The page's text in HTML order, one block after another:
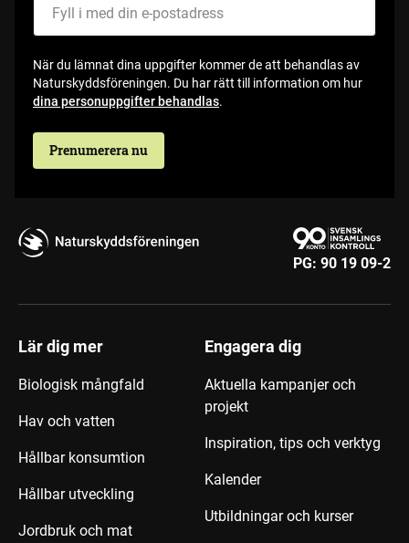
När du lämnat dina uppgifter kommer de att behandlas av
Naturskyddsföreningen. Du har rätt till information om hur
dina personuppgifter behandlas.
Prenumerera nu
PG: 90 19 09-2
Lär dig mer
Biologisk mångfald
Hav och vatten
Hållbar konsumtion
Hållbar utveckling
Jordbruk och mat
Engagera dig
Aktuella kampanjer och
projekt
Inspiration, tips och verktyg
Kalender
Utbildningar och kurser